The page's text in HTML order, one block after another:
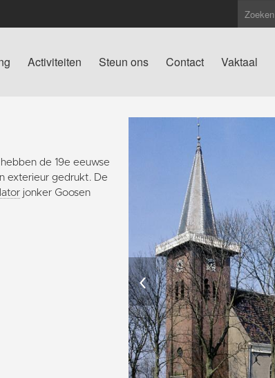
Activiteiten Steun ons Contact Vaktaal
de 19e eeuwse
exterieur gedrukt. De
jonker Goosen
‹